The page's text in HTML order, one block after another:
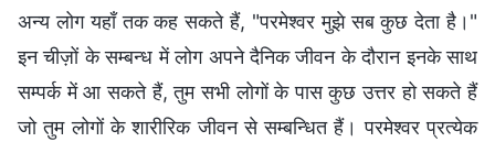
अन्य लोग यहाँ तक कह सकते हैं, "परमेश्वर मुझे सब कुछ देता है।"
इन चीज़ों के सम्बन्ध में लोग अपने दैनिक जीवन के दौरान इनके साथ
सम्पर्क में आ सकते हैं, तुम सभी लोगों के पास कुछ उत्तर हो सकते हैं
जो तुम लोगों के शारीरिक जीवन से सम्बन्धित हैं। परमेश्वर प्रत्येक